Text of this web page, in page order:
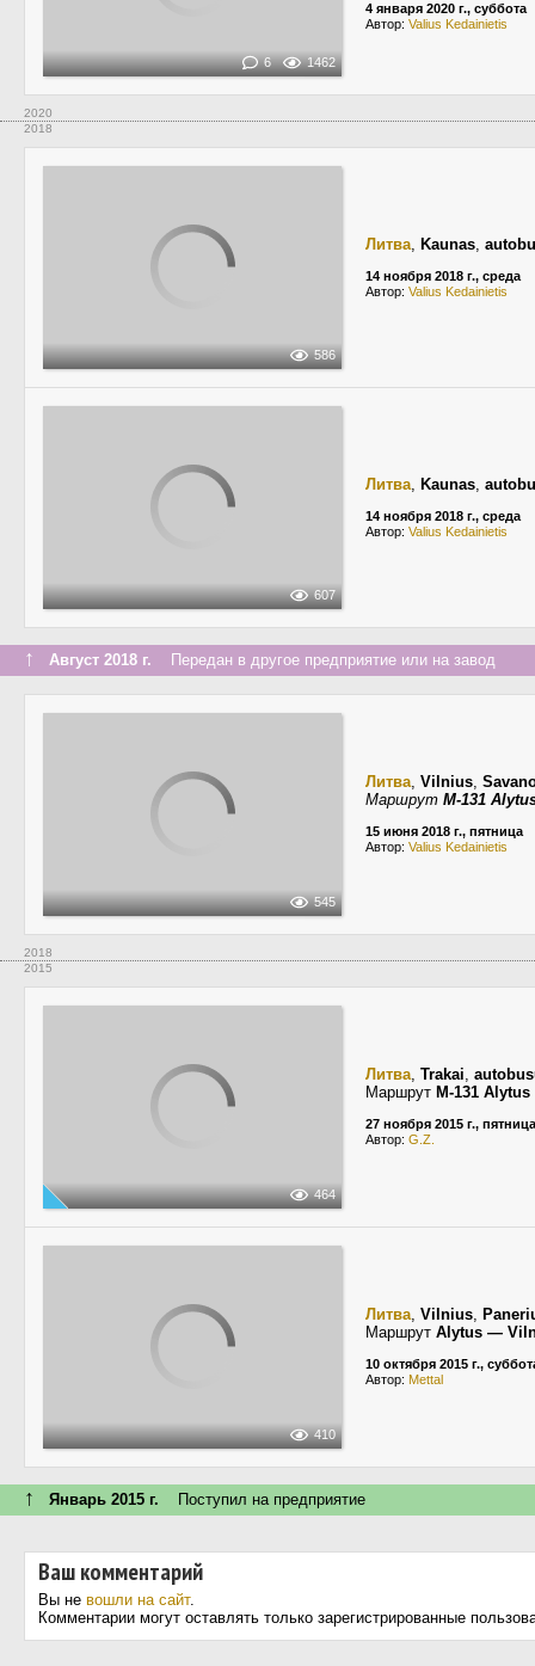
6 1462
4 января 2020 г., суббота
Автор: Valius Kedainietis
2020
2018
586
Литва, Kaunas,
14 ноября 2018 г., среда
Автор: Valius Kedainietis
607
Литва, Kaunas,
14 ноября 2018 г., среда
Автор: Valius Kedainietis
↑ Август 2018 г. Передан в другое предприятие или на завод
545
Литва, Vilnius,
Маршрут M-131
15 июня 2018 г., пятница
Автор: Valius Kedainietis
2018
2015
464
Литва, Trakai,
Маршрут M-131
27 ноября 2015 г., пятница
Автор: G.Z.
410
Литва, Vilnius,
Маршрут Alytus —
10 октября 2015 г.,
Автор: Mettal
↑ Январь 2015 г. Поступил на предприятие
Ваш комментарий
Вы не вошли на сайт.
Комментарии могут оставлять только зарегистрированные